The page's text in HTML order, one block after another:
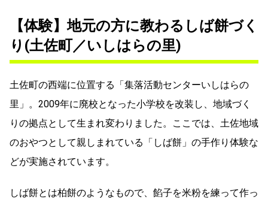
【体験】地元の方に教わるしば餅づく
り(土佐町／いしはらの里)
土佐町の西端に位置する「集落活動センターいしはらの
里」。2009年に廃校となった小学校を改装し、地域づく
りの拠点として生まれ変わりました。ここでは、土佐地域
のおやつとして親しまれている「しば餅」の手作り体験な
どが実施されています。
しば餅とは柏餅のようなもので、餡子を米粉を練って作っ